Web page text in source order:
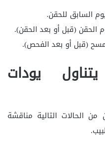
يودات
الحالات التالية مناقشة